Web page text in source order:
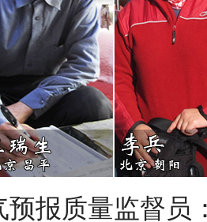
预报质量监督员